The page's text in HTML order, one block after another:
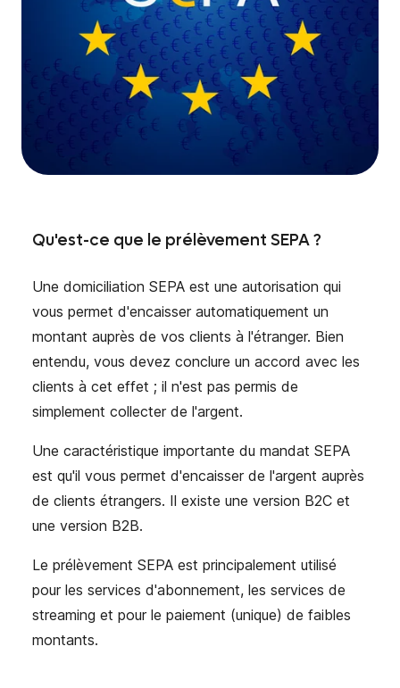
Qu'est-ce que le prélèvement SEPA ?
Une domiciliation SEPA est une autorisation qui
vous permet d'encaisser automatiquement un
montant auprès de vos clients à l'étranger. Bien
entendu, vous devez conclure un accord avec les
clients à cet effet ; il n'est pas permis de
simplement collecter de l'argent.
Une caractéristique importante du mandat SEPA
est qu'il vous permet d'encaisser de l'argent auprès
de clients étrangers. Il existe une version B2C et
une version B2B.
Le prélèvement SEPA est principalement utilisé
pour les services d'abonnement, les services de
streaming et pour le paiement (unique) de faibles
montants.